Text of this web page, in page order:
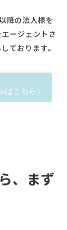
降の法人様を
ージェントさ
ております。
こちら）
、まず